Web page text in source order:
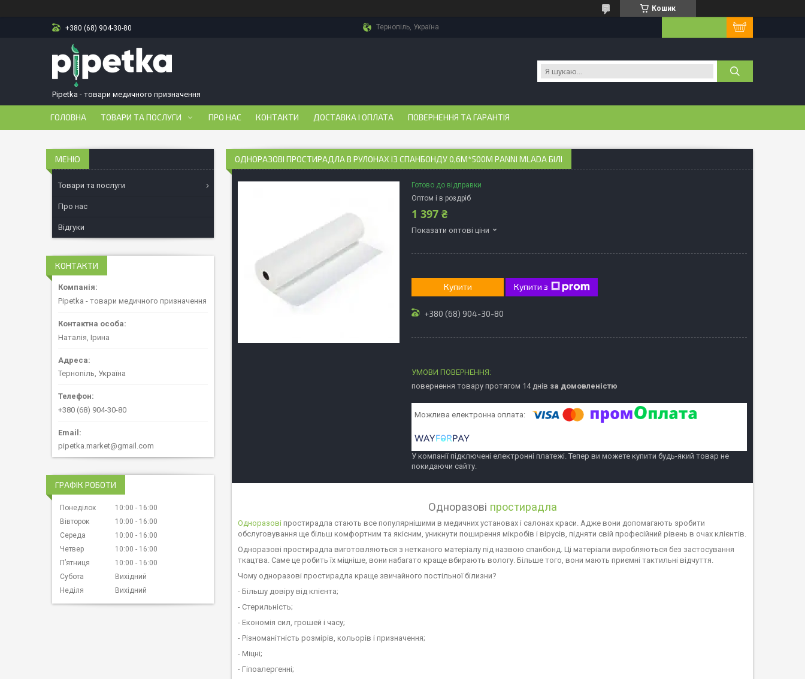
Кошик
+380 (68) 904-30-80 Тернопіль, Україна
Pipetka - товари медичного призначення
ГОЛОВНА ТОВАРИ ТА ПОСЛУГИ ПРО НАС КОНТАКТИ ДОСТАВКА І ОПЛАТА ПОВЕРНЕННЯ ТА ГАРАНТІЯ
ОДНОРАЗОВІ ПРОСТИРАДЛА В РУЛОНАХ ІЗ СПАНБОНДУ 0,6М*500М PANNI MLADA БІЛІ
Готово до відправки
Оптом і в роздріб
1 397 ₴
Показати оптові ціни
Купити Купити з
+380 (68) 904-30-80
повернення товару протягом 14 днів за домовленістю
У компанії підключені електронні платежі. Тепер ви можете купити будь-який товар не
покидаючи сайту.
Одноразові простирадла
Одноразові простирадла стають все популярнішими в медичних установах і салонах краси. Адже вони допомагають зробити
обслуговування ще більш комфортним та якісним, уникнути поширення мікробів і вірусів, підняти свій професійний рівень в очах клієнтів.
Одноразові простирадла виготовляються з нетканого матеріалу під назвою спанбонд. Ці матеріали виробляються без застосування
ткацтва. Саме це робить їх міцніше, вони набагато краще вбирають вологу. Більше того, вони мають приємні тактильні відчуття.
Чому одноразові простирадла краще звичайного постільної білизни?
- Більшу довіру від клієнта;
- Стерильність;
- Економія сил, грошей і часу;
- Різноманітність розмірів, кольорів і призначення;
- Міцні;
- Гіпоалергенні;
Товари та послуги
Про нас
Відгуки
КОНТАКТИ
Pipetka - товари медичного призначення
Наталія, Ірина
Тернопіль, Україна
+380 (68) 904-30-80
pipetka.market@gmail.com
ГРАФІК РОБОТИ
Понеділок 10:00
16:00
Вівторок
10:00
16:00
Середа
10:00
16:00
Четвер
10:00
16:00
Пʼятниця
10:00
16:00
Субота
Вихідний
Неділя
Вихідний